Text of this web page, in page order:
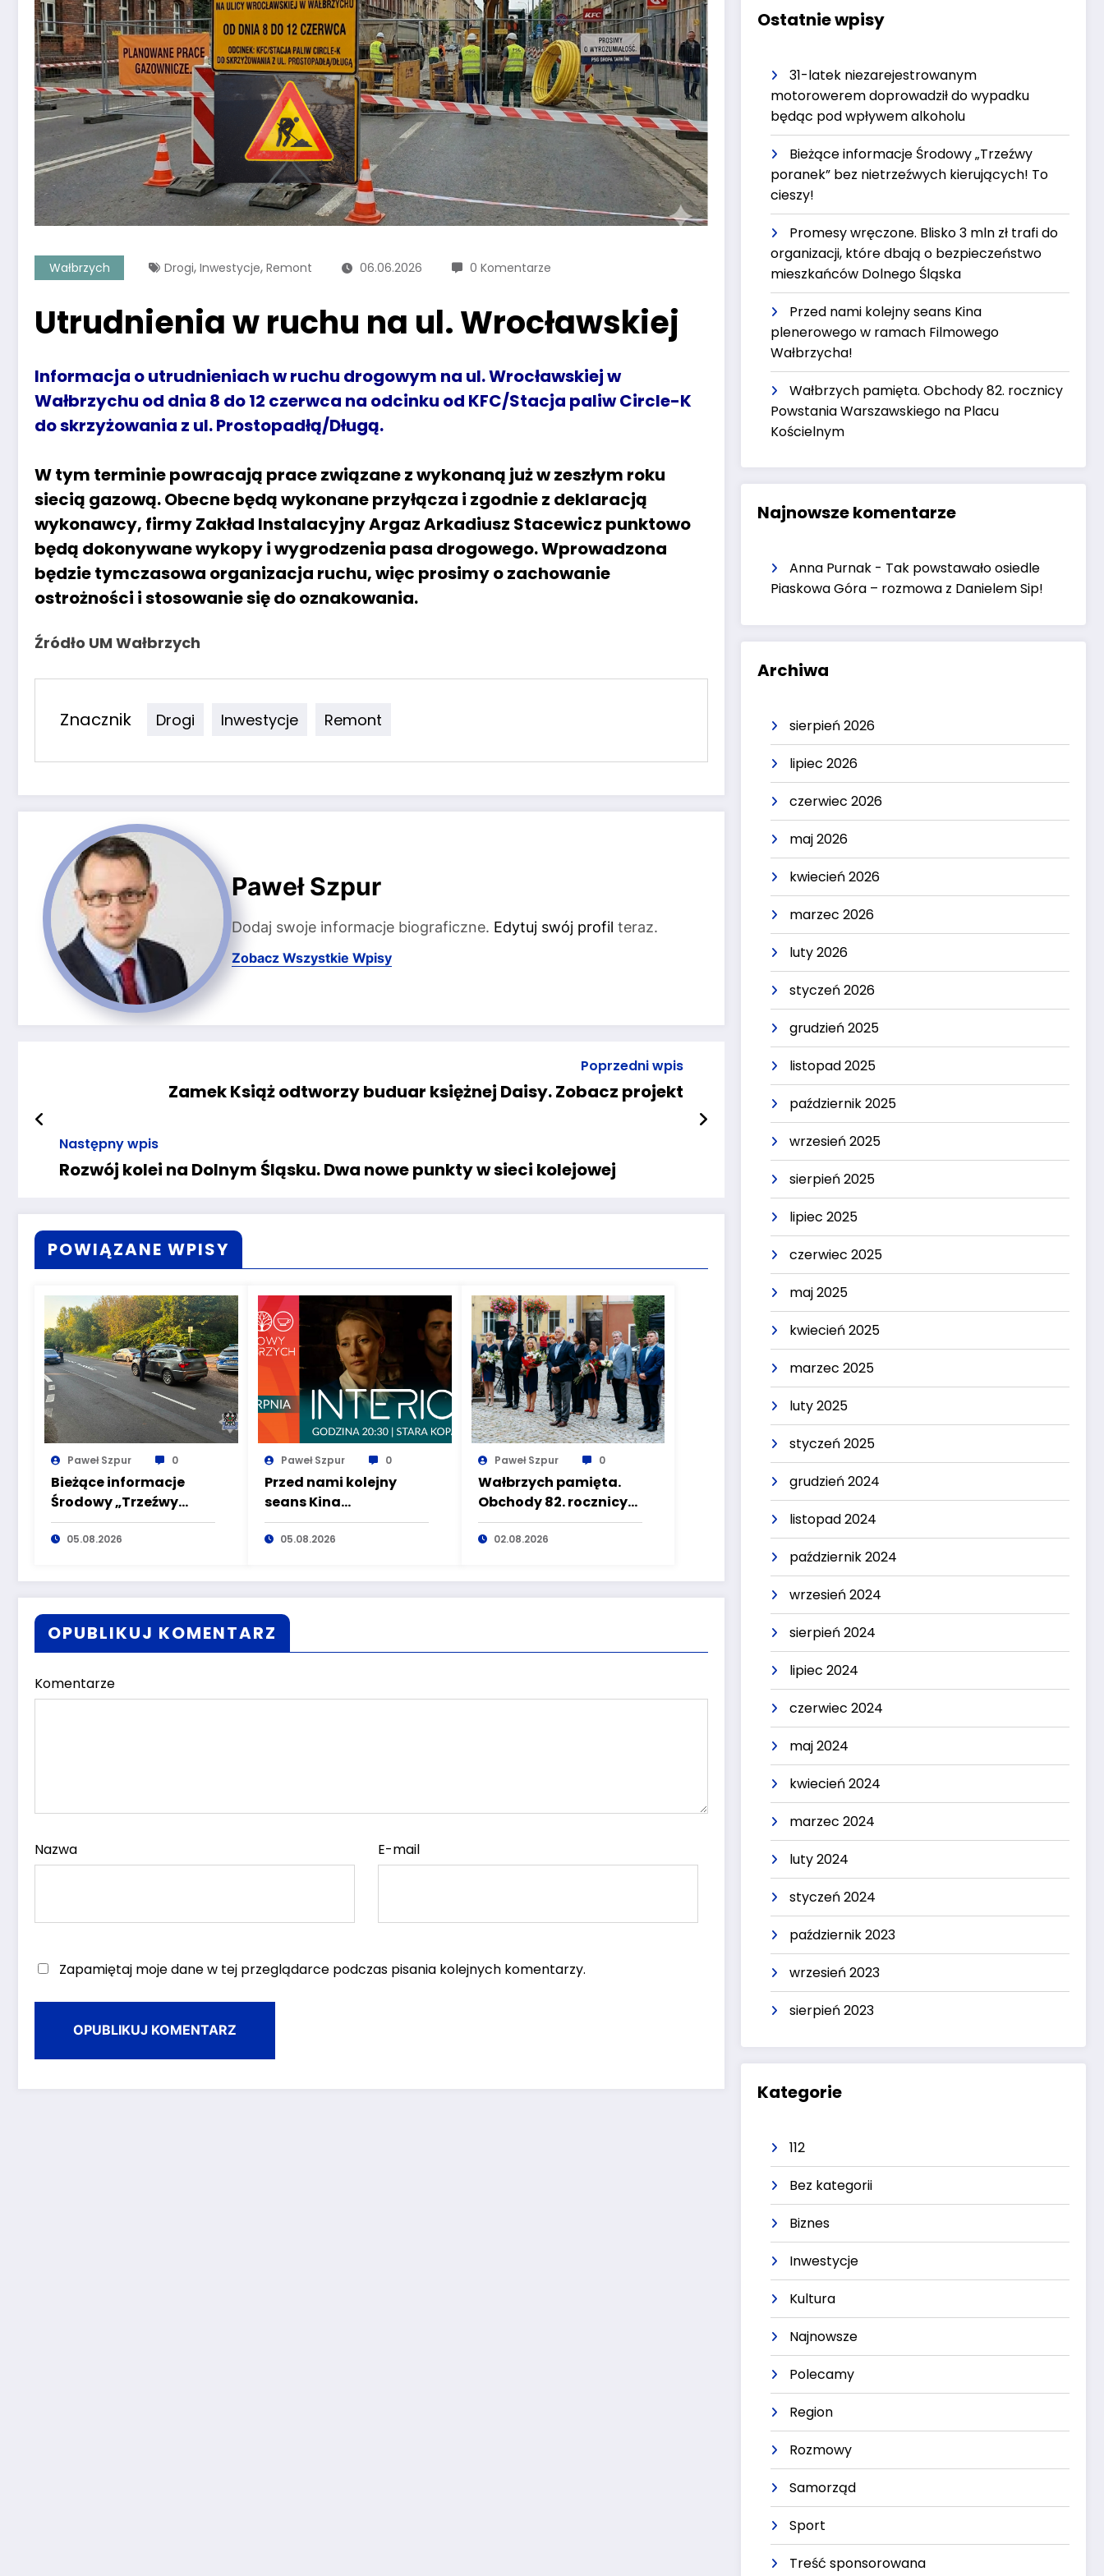
Wałbrzych Drogi, Inwestycje, Remont 06.06.2026 0 Komentarze
Utrudnienia w ruchu na ul. Wrocławskiej
Informacja o utrudnieniach w ruchu drogowym na ul. Wrocławskiej w
Wałbrzychu od dnia 8 do 12 czerwca na odcinku od KFC/Stacja paliw Circle-K
do skrzyżowania z ul. Prostopadłą/Długą.
W tym terminie powracają prace związane z wykonaną już w zeszłym roku
siecią gazową. Obecne będą wykonane przyłącza i zgodnie z deklaracją
wykonawcy, firmy Zakład Instalacyjny Argaz Arkadiusz Stacewicz punktowo
będą dokonywane wykopy i wygrodzenia pasa drogowego. Wprowadzona
będzie tymczasowa organizacja ruchu, więc prosimy o zachowanie
ostrożności i stosowanie się do oznakowania.
Źródło UM Wałbrzych
Znacznik Drogi Inwestycje Remont
Paweł Szpur
Dodaj swoje informacje biograficzne. Edytuj swój profil teraz.
Zobacz Wszystkie Wpisy
Poprzedni wpis
Zamek Książ odtworzy buduar księżnej Daisy. Zobacz projekt
Następny wpis
Rozwój kolei na Dolnym Śląsku. Dwa nowe punkty w sieci kolejowej
POWIĄZANE WPISY
Paweł Szpur 0
Bieżące informacje
Środowy „Trzeźwy
poranek” bez
nietrzeźwych
05.08.2026
Paweł Szpur 0
Przed nami kolejny
seans Kina
plenerowego w
ramach Filmowego
05.08.2026
Paweł Szpur 0
Wałbrzych pamięta.
Obchody 82. rocznicy
Powstania
Warszawskiego na
02.08.2026
OPUBLIKUJ KOMENTARZ
Komentarze
Nazwa E-mail
Zapamiętaj moje dane w tej przeglądarce podczas pisania kolejnych komentarzy.
Ostatnie wpisy
31-latek niezarejestrowanym
motorowerem doprowadził do wypadku
będąc pod wpływem alkoholu
Bieżące informacje Środowy „Trzeźwy
poranek” bez nietrzeźwych kierujących! To
cieszy!
Promesy wręczone. Blisko 3 mln zł trafi do
organizacji, które dbają o bezpieczeństwo
mieszkańców Dolnego Śląska
Przed nami kolejny seans Kina
plenerowego w ramach Filmowego
Wałbrzycha!
Wałbrzych pamięta. Obchody 82. rocznicy
Powstania Warszawskiego na Placu
Kościelnym
Najnowsze komentarze
Anna Purnak - Tak powstawało osiedle
Piaskowa Góra – rozmowa z Danielem Sip!
Archiwa
sierpień 2026
lipiec 2026
czerwiec 2026
maj 2026
kwiecień 2026
marzec 2026
luty 2026
styczeń 2026
grudzień 2025
listopad 2025
październik 2025
wrzesień 2025
sierpień 2025
lipiec 2025
czerwiec 2025
maj 2025
kwiecień 2025
marzec 2025
luty 2025
styczeń 2025
grudzień 2024
listopad 2024
październik 2024
wrzesień 2024
sierpień 2024
lipiec 2024
czerwiec 2024
maj 2024
kwiecień 2024
marzec 2024
luty 2024
styczeń 2024
październik 2023
wrzesień 2023
sierpień 2023
Kategorie
112
Bez kategorii
Biznes
Inwestycje
Kultura
Najnowsze
Polecamy
Region
Rozmowy
Samorząd
Sport
Treść sponsorowana